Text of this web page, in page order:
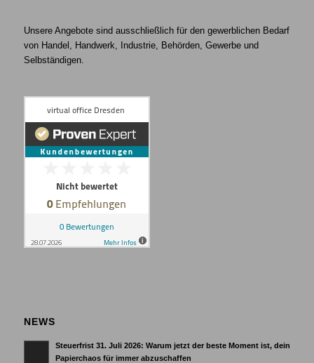
Unsere Angebote sind ausschließlich für den gewerblichen Bedarf
von Handel, Handwerk, Industrie, Behörden, Gewerbe und
Selbständigen.
NEWS
Steuerfrist 31. Juli 2026: Warum jetzt der beste Moment ist, dein
Papierchaos für immer abzuschaffen